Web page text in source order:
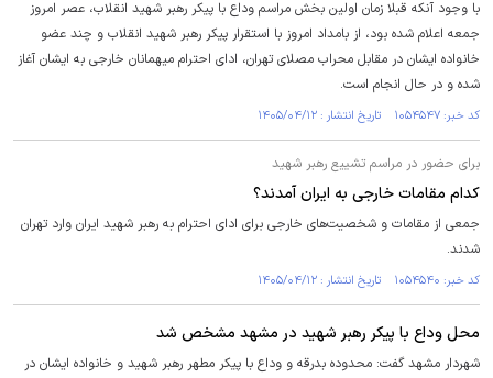
با وجود آنکه قبلا زمان اولین بخش مراسم وداع با پیکر رهبر شهید انقلاب، عصر امروز
جمعه اعلام شده بود، از بامداد امروز با استقرار پیکر رهبر شهید انقلاب و چند عضو
خانواده ایشان در مقابل محراب مصلای تهران، ادای احترام میهمانان خارجی به ایشان آغاز
شده و در حال انجام است.
کد خبر: ۱۰۵۴۵۴۷ تاریخ انتشار : ۱۴۰۵/۰۴/۱۲
برای حضور در مراسم تشییع رهبر شهید
کدام مقامات خارجی به ایران آمدند؟
جمعی از مقامات و شخصیت‌های خارجی برای ادای احترام به رهبر شهید ایران وارد تهران
شدند.
کد خبر: ۱۰۵۴۵۴۰ تاریخ انتشار : ۱۴۰۵/۰۴/۱۲
محل وداع با پیکر رهبر شهید در مشهد مشخص شد
شهردار مشهد گفت: محدوده بدرقه و وداع با پیکر مطهر رهبر شهید و خانواده ایشان در